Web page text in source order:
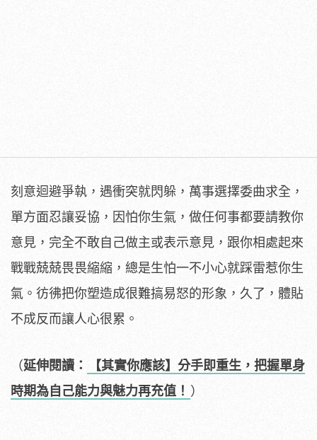
刻意迴避爭執，遇衝突就閃躲，萬事選擇委曲求全，
單方面忍讓妥協，因怕你生氣，做任何事都要請教你
意見，完全不敢自己做主或表示意見，跟你相處起來
戰戰兢兢畏畏縮縮，總是生怕一不小心就踩雷惹你生
氣。彷彿把你塑造成很難搞易怒的形象，久了，體貼
不成反而讓人心很累。
（延伸閱讀：
【其實你應該】分手即重生，把握單身
時期為自己能力與魅力再充值！ ）